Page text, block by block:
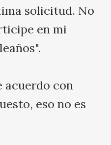
solicitud. No
en mi
acuerdo con
eso no es